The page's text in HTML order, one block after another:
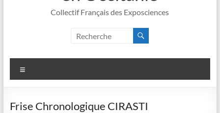
Collectif Français des Exposciences
Frise Chronologique CIRASTI